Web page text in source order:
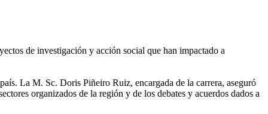
de investigación y acción social que han impactado a
La M. Sc. Doris Piñeiro Ruiz, encargada de la carrera, aseguró
organizados de la región y de los debates y acuerdos dados a